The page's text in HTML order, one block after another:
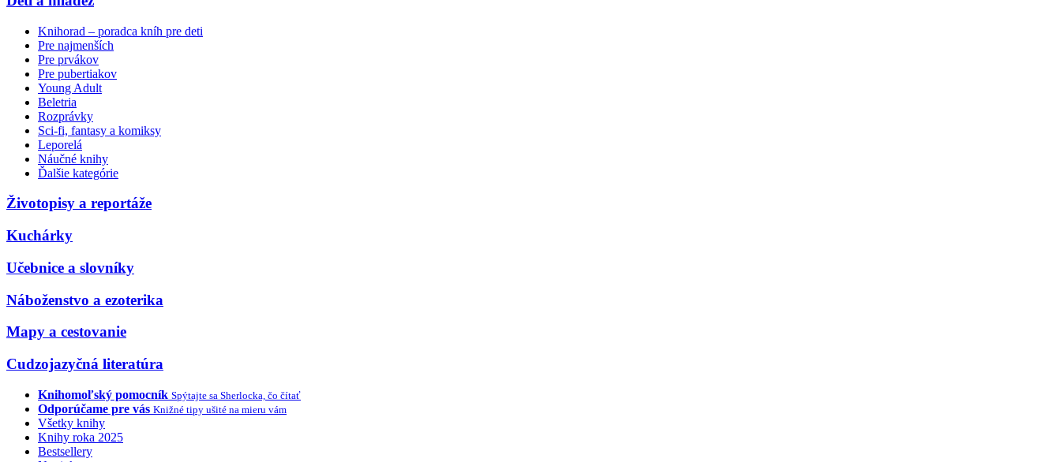
Knihorad – poradca kníh pre deti
Pre najmenších
Pre prvákov
Pre pubertiakov
Young Adult
Beletria
Rozprávky
Sci-fi, fantasy a komiksy
Leporelá
Náučné knihy
Ďalšie kategórie
Životopisy a reportáže
Kuchárky
Učebnice a slovníky
Náboženstvo a ezoterika
Mapy a cestovanie
Cudzojazyčná literatúra
Knihomoľský pomocník Spýtajte sa Sherlocka, čo čítať
Odporúčame pre vás Knižné tipy ušité na mieru vám
Všetky knihy
Knihy roka 2025
Bestsellery